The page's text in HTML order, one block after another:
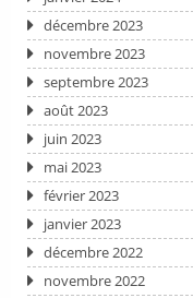
décembre 2023
novembre 2023
septembre 2023
août 2023
juin 2023
mai 2023
février 2023
janvier 2023
décembre 2022
novembre 2022